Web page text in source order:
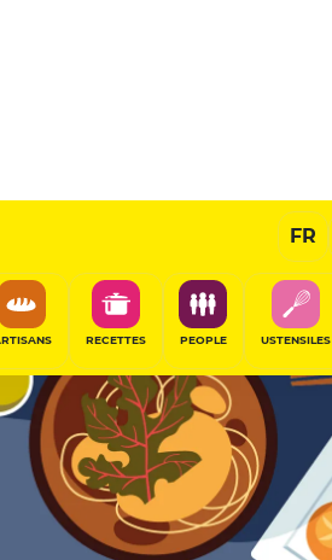
FR
RECETTES PEOPLE USTENSILES